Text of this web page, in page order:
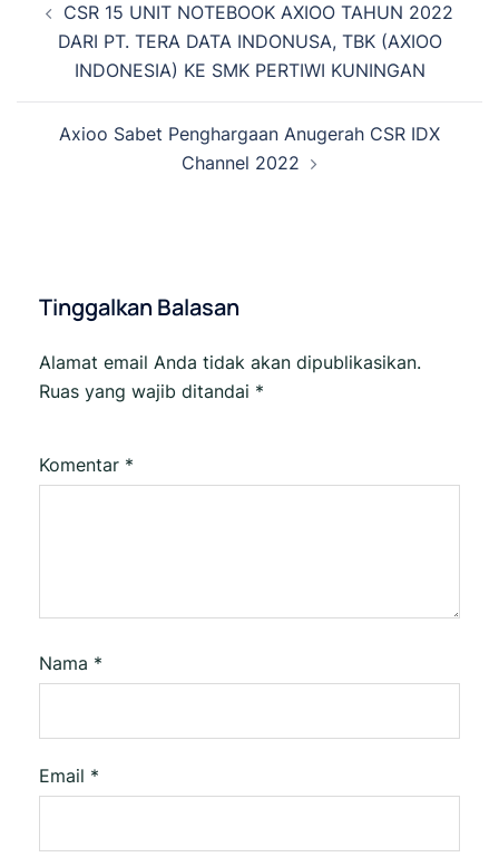
Tulisan
CSR 15 UNIT NOTEBOOK AXIOO TAHUN 2022
DARI PT. TERA DATA INDONUSA, TBK (AXIOO
INDONESIA) KE SMK PERTIWI KUNINGAN
Axioo Sabet Penghargaan Anugerah CSR IDX
Channel 2022
Tinggalkan Balasan
Alamat email Anda tidak akan dipublikasikan.
Ruas yang wajib ditandai *
Komentar *
Nama *
Email *